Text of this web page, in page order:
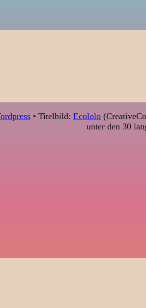
• Titelbild: Ecololo
unter den 30